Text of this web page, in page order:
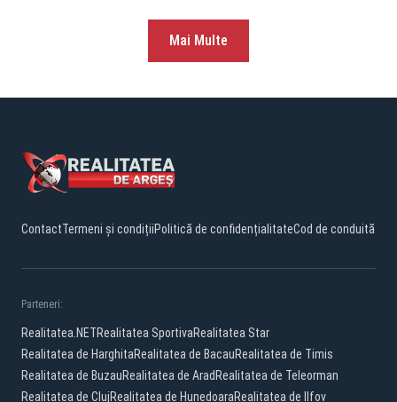
Mai Multe
ContactTermeni și condițiiPolitică de confidențialitateCod de conduită
Parteneri:
Realitatea.NETRealitatea SportivaRealitatea Star
Realitatea de HarghitaRealitatea de BacauRealitatea de Timis
Realitatea de BuzauRealitatea de Arad Realitatea de Teleorman
Realitatea de ClujRealitatea de HunedoaraRealitatea de Ilfov